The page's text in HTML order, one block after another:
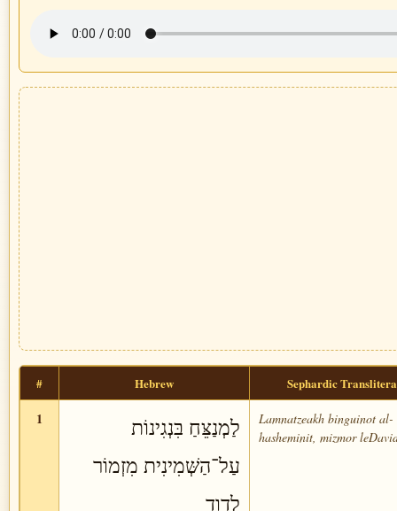
# Hebrew Sephardic
1
לַמְנַצֵּחַ בִּנְגִינוֹת
עַל־הַשְּׁמִינִית מִזְמוֹר
לְדָוִד
Lamnatzeakh binguinot al-
hasheminit, mizmor